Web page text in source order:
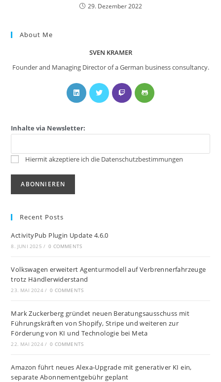
29. Dezember 2022
About Me
SVEN KRAMER
Founder and Managing Director of a German business consultancy.
Inhalte via Newsletter:
Hiermit akzeptiere ich die Datenschutzbestimmungen
Recent Posts
ActivityPub Plugin Update 4.6.0
8. JUNI 2025 / 0 COMMENTS
Volkswagen erweitert Agenturmodell auf Verbrennerfahrzeuge
trotz Händlerwiderstand
23. MAI 2024 / 0 COMMENTS
Mark Zuckerberg gründet neuen Beratungsausschuss mit
Führungskräften von Shopify, Stripe und weiteren zur
Förderung von KI und Technologie bei Meta
22. MAI 2024 / 0 COMMENTS
Amazon führt neues Alexa-Upgrade mit generativer KI ein,
separate Abonnementgebühr geplant